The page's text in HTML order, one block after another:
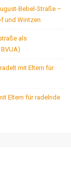
Bebel-Straße –
und Wintzen
als
mit Eltern für
Eltern für radelnde